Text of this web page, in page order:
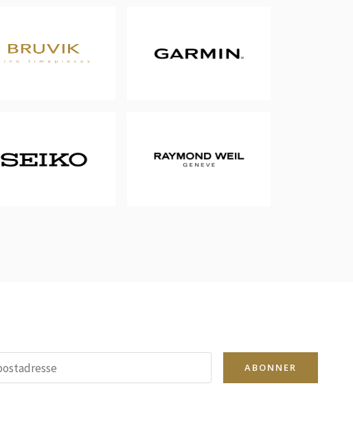
ABONNER